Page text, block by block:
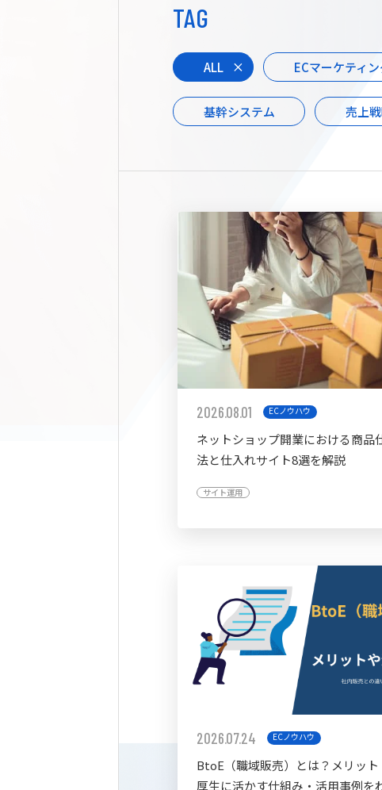
TAG
ALL ECマーケティ
基幹システム 売上
2026.08.01 ECノウハウ
ネットショップ開業における商品
法と仕入れサイト8選を解説
サイト運用
2026.07.24 ECノウハウ
BtoE（職域販売）とは？メリット
厚生に活かす仕組み・活用事例を